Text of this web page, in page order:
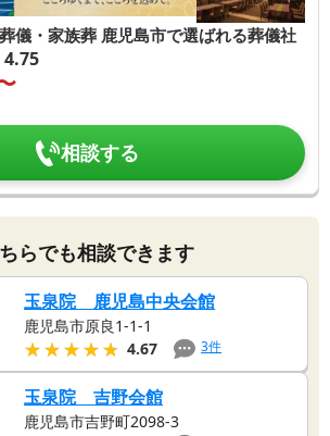
儀・家族葬 鹿児島市で選ばれる葬儀社
4.75
相談する
らでも相談できます
玉泉院 鹿児島中央会館
鹿児島市原良1-1-1
★★★★★
★★★★★ 4.67 3件
玉泉院 吉野会館
鹿児島市吉野町2098-3